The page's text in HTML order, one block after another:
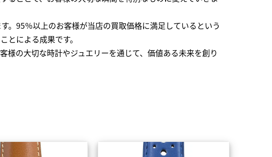
。95％以上のお客様が当店の買取価格に満足しているという
とによる成果です。
の大切な時計やジュエリーを通じて、価値ある未来を創り